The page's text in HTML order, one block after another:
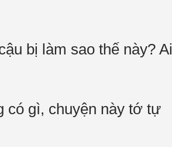
bị làm sao thế này? Ai
có gì, chuyện này tớ tự